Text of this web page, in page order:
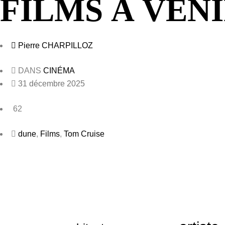
FILMS À
Pierre CHARPILLOZ
DANS CINÉMA
31 décembre 2025
62
dune, Films, Tom Cruise